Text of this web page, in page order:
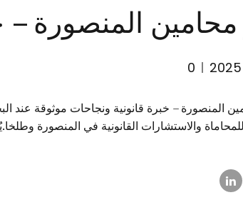
المنصورة –
0
المنصورة – خبرة قانونية ونجاحات موثوقة عند
والاستشارات القانونية في المنصورة